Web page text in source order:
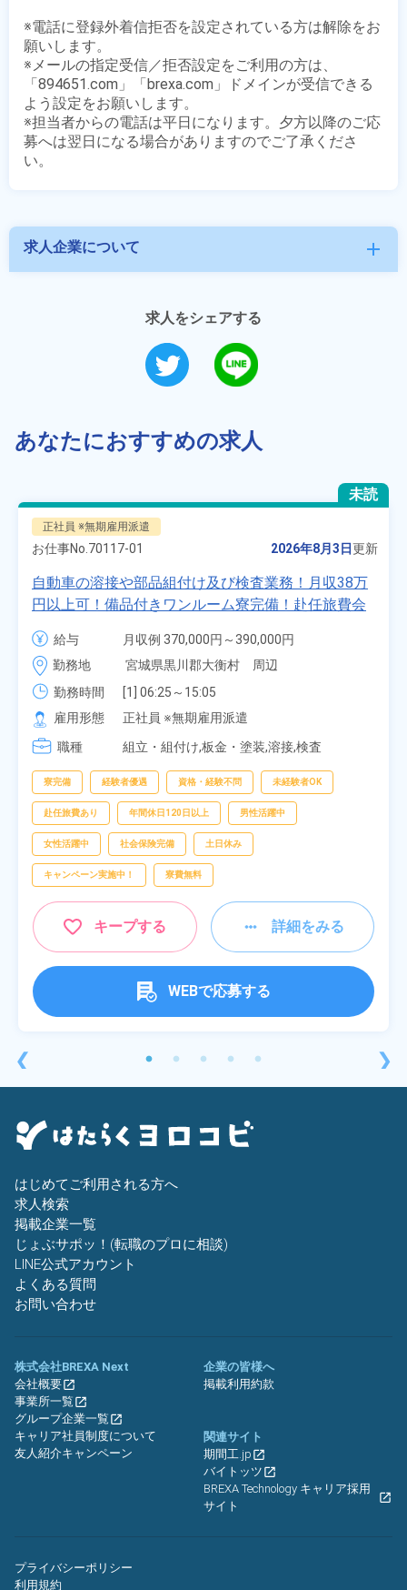
※電話に登録外着信拒否を設定されている方は解除をお
願いします。
※メールの指定受信／拒否設定をご利用の方は、
「894651.com」「brexa.com」ドメインが受信できる
よう設定をお願いします。
※担当者からの電話は平日になります。夕方以降のご応
募へは翌日になる場合がありますのでご了承くださ
求人企業について add
求人をシェアする
あなたにおすすめの求人
❮
未読
正社員 ※無期雇用派遣
お仕事No. 70117-01 2026年8月3日更新
自動車の溶接や部品組付け及び検査業務！月収38万
円以上可！備品付きワンルーム寮完備！赴任旅費会
社負担★人気の土日休み！昇給＆業績賞与あり！
車・バイク通勤可！無料駐車場あり！カップルでの
応募OK★《宮城県大衡村》
給与
月収例 370,000円～390,000円
時給 1,700円～1,700円
勤務地
宮城県黒川郡大衡村　周辺
勤務時間
[1] 06:25～15:05
[2] 16:00～00:40
[3] 16:30～01:10
[4] 08:00～16:40
雇用形態
正社員 ※無期雇用派遣
職種
組立・組付け,板金・塗装,溶接,検査
寮完備 経験者優遇 資格・経験不問 未経験者OK
赴任旅費あり 年間休日120日以上 男性活躍中
女性活躍中 社会保険完備 土日休み
キャンペーン実施中！ 寮費無料
キープする 詳細をみる
WEBで応募する
❯
はじめてご利用される方へ
求人検索
掲載企業一覧
じょぶサポッ！(転職のプロに相談)
LINE公式アカウント
よくある質問
お問い合わせ
株式会社BREXA Next
会社概要
事業所一覧
グループ企業一覧
キャリア社員制度について
友人紹介キャンペーン
企業の皆様へ
掲載利用約款
関連サイト
期間工.jp
バイトッツ
BREXA Technology キャリア採用
サイト
プライバシーポリシー
利用規約